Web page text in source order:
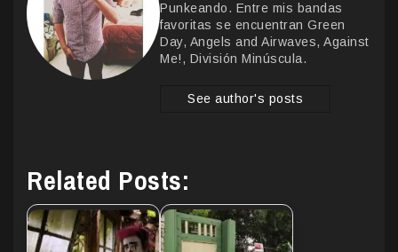
Punkeando. Entre mis bandas
favoritas se encuentran Green
Day, Angels and Airwaves, Against
Me!, División Minúscula.
See author's posts
Related Posts: